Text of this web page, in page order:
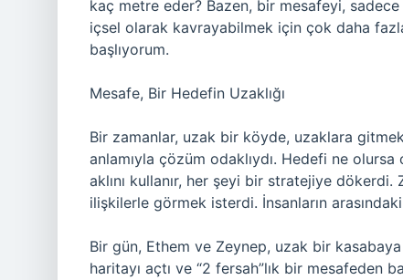
kaç metre eder? Bazen, bir mesafeyi,
içsel olarak kavrayabilmek için çok daha
başlıyorum.
Mesafe, Bir Hedefin Uzaklığı
Bir zamanlar, uzak bir köyde, uzaklara
anlamıyla çözüm odaklıydı. Hedefi ne
aklını kullanır, her şeyi bir stratejiye
ilişkilerle görmek isterdi. İnsanların
Bir gün, Ethem ve Zeynep, uzak bir
haritayı açtı ve “2 fersah”lık bir